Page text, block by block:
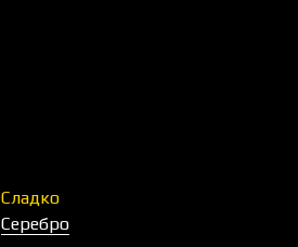
Сладко
Серебро